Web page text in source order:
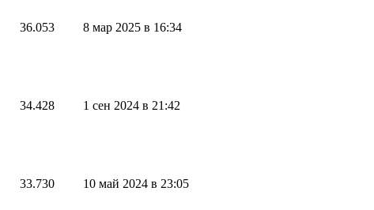
36.053 8 мар 2025 в 16:34
34.428 1 сен 2024 в 21:42
33.730 10 май 2024 в 23:05